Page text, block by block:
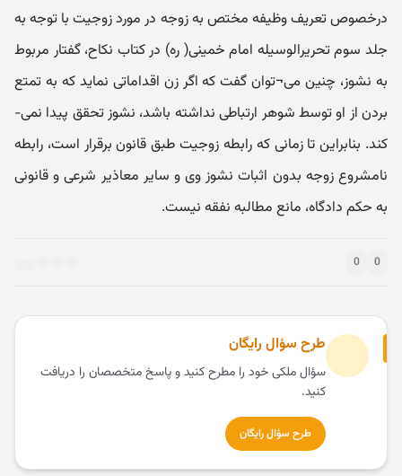
درخصوص تعریف وظیفه مختص به زوجه در مورد زوجیت با توجه به
جلد سوم تحریرالوسیله امام خمینی( ره) در کتاب نکاح، گفتار مربوط
به نشوز، چنین می¬توان گفت که اگر زن اقداماتی نماید که به تمتع
بردن از او توسط شوهر ارتباطی نداشته باشد، نشوز تحقق پیدا نمی-
کند. بنابراین تا زمانی که رابطه زوجیت طبق قانون برقرار است، رابطه
نامشروع زوجه بدون اثبات نشوز وی و سایر معاذیر شرعی و قانونی
به حکم دادگاه، مانع مطالبه نفقه نیست.
0
0
طرح سؤال رایگان
سؤال ملکی خود را مطرح کنید و پاسخ متخصصان را دریافت
کنید.
طرح سؤال رایگان